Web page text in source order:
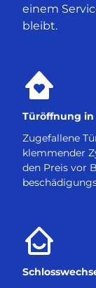
einem
bleibt.
Türöffnung in
Zugefallene
klemmender
den Preis vor